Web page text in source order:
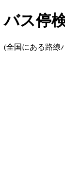
バス停
(全国にある路線